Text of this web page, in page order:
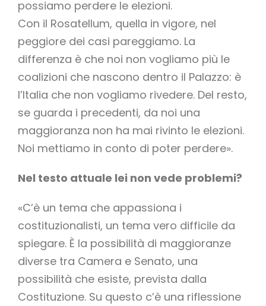
possiamo perdere le elezioni.
Con il Rosatellum, quella in vigore, nel
peggiore dei casi pareggiamo. La
differenza è che noi non vogliamo più le
coalizioni che nascono dentro il Palazzo: è
l’Italia che non vogliamo rivedere. Del resto,
se guarda i precedenti, da noi una
maggioranza non ha mai rivinto le elezioni.
Noi mettiamo in conto di poter perdere».
Nel testo attuale lei non vede problemi?
«C’è un tema che appassiona i
costituzionalisti, un tema vero difficile da
spiegare. È la possibilità di maggioranze
diverse tra Camera e Senato, una
possibilità che esiste, prevista dalla
Costituzione. Su questo c’è una riflessione